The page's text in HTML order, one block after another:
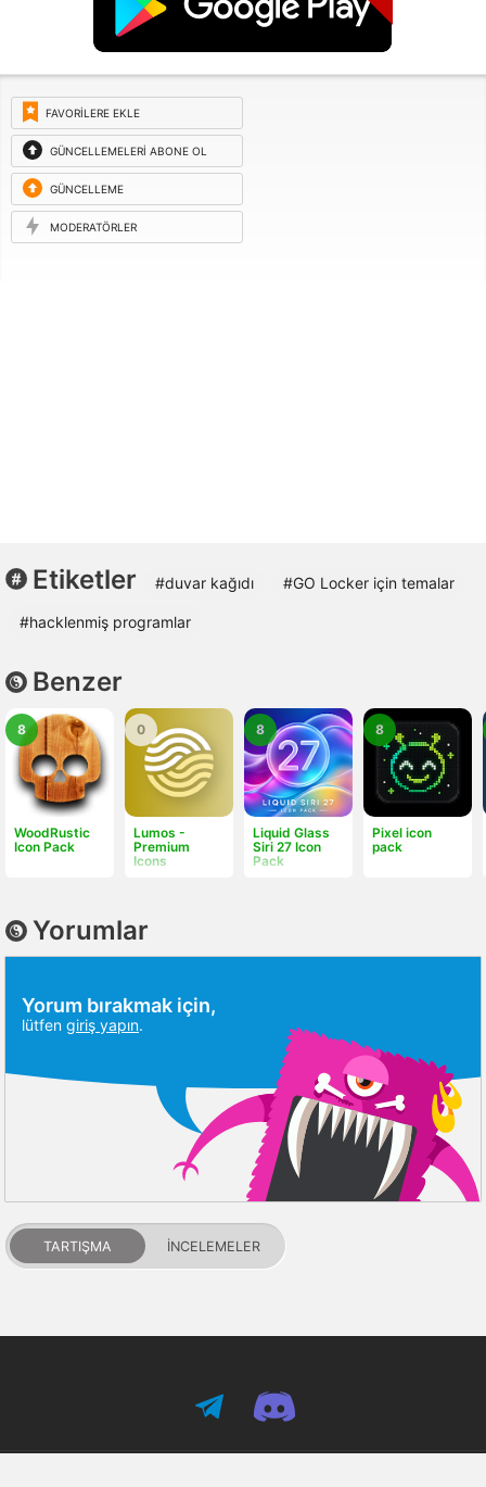
FAVORILERE EKLE
GÜNCELLEMELERI ABONE OL
GÜNCELLEME
ISTEĞI
MODERATÖRLER
Etiketler #duvar kağıdı #GO Locker için temalar
#hacklenmiş programlar
Benzer
WoodRustic
Icon Pack
8
Lumos -
Premium
Icons
0
Liquid Glass
Siri 27 Icon
Pack
8
Pixel icon
pack
8
Yorumlar
Yorum bırakmak için,
lütfen giriş yapın.
TARTIŞMA İNCELEMELER